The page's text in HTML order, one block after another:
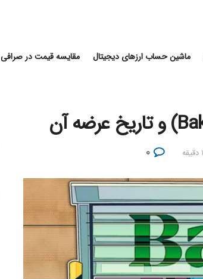
ماشین حساب ارزهای دیجیتال مقایسه قیمت در صرافی